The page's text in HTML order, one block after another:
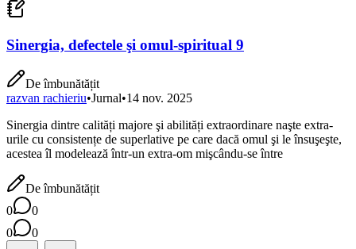
Sinergia, defectele şi omul-spiritual 9
De îmbunătățit
razvan rachieriu•Jurnal•14 nov. 2025
Sinergia dintre calități majore şi abilități extraordinare naşte extra-
urile cu consistențe de superlative pe care dacă omul şi le însuşeşte,
acestea îl modelează într-un extra-om mişcându-se între
De îmbunătățit
0
0
0
0